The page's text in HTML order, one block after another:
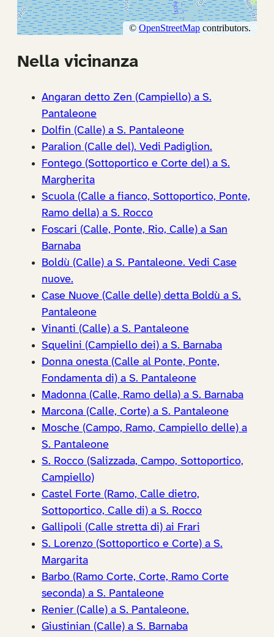
Nella vicinanza
Angaran detto Zen (Campiello) a S.
Pantaleone
Dolfin (Calle) a S. Pantaleone
Paralion (Calle del). Vedi Padiglion.
Fontego (Sottoportico e Corte del) a S.
Margherita
Scuola (Calle a fianco, Sottoportico, Ponte,
Ramo della) a S. Rocco
Foscari (Calle, Ponte, Rio, Calle) a San
Barnaba
Boldù (Calle) a S. Pantaleone. Vedi Case
nuove.
Case Nuove (Calle delle) detta Boldù a S.
Pantaleone
Vinanti (Calle) a S. Pantaleone
Squelini (Campiello dei) a S. Barnaba
Donna onesta (Calle al Ponte, Ponte,
Fondamenta di) a S. Pantaleone
Madonna (Calle, Ramo della) a S. Barnaba
Marcona (Calle, Corte) a S. Pantaleone
Mosche (Campo, Ramo, Campiello delle) a
S. Pantaleone
S. Rocco (Salizzada, Campo, Sottoportico,
Campiello)
Castel Forte (Ramo, Calle dietro,
Sottoportico, Calle di) a S. Rocco
Gallipoli (Calle stretta di) ai Frari
S. Lorenzo (Sottoportico e Corte) a S.
Margarita
Barbo (Ramo Corte, Corte, Ramo Corte
seconda) a S. Pantaleone
Renier (Calle) a S. Pantaleone.
Giustinian (Calle) a S. Barnaba